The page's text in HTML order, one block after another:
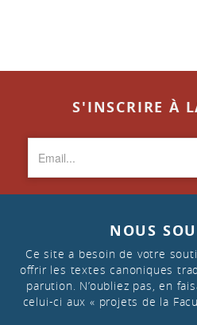
S'INSCRIRE À
NOUS
Ce site a besoin de votre
offrir les textes canoniques
parution. N’oubliez pas, en
celui-ci aux « projets de la